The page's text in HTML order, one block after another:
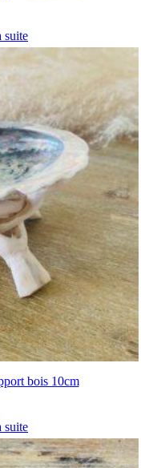
suite
bois 10cm
suite